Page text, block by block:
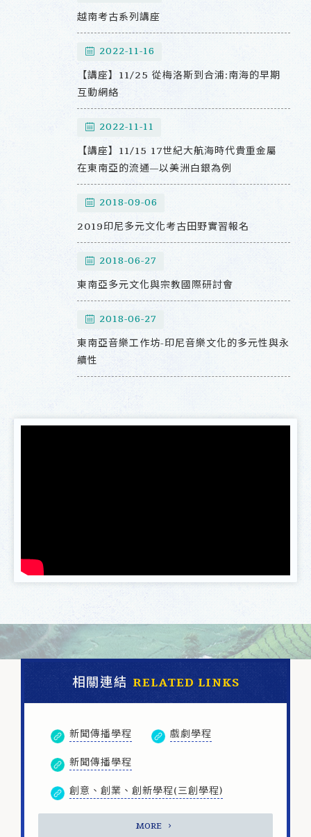
越南考古系列講座
2022-11-16
【講座】11/25 從梅洛斯到合浦:南海的早期
互動網絡
2022-11-11
【講座】11/15 17世紀大航海時代貴重金屬
在東南亞的流通—以美洲白銀為例
2018-09-06
2019印尼多元文化考古田野實習報名
2018-06-27
東南亞多元文化與宗教國際研討會
2018-06-27
東南亞音樂工作坊-印尼音樂文化的多元性與永
續性
相關連結 RELATED LINKS
新聞傳播學程 戲劇學程
新聞傳播學程
創意、創業、創新學程(三創學程)
MORE